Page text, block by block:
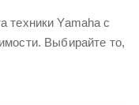
техники Yamaha с
Выбирайте то,